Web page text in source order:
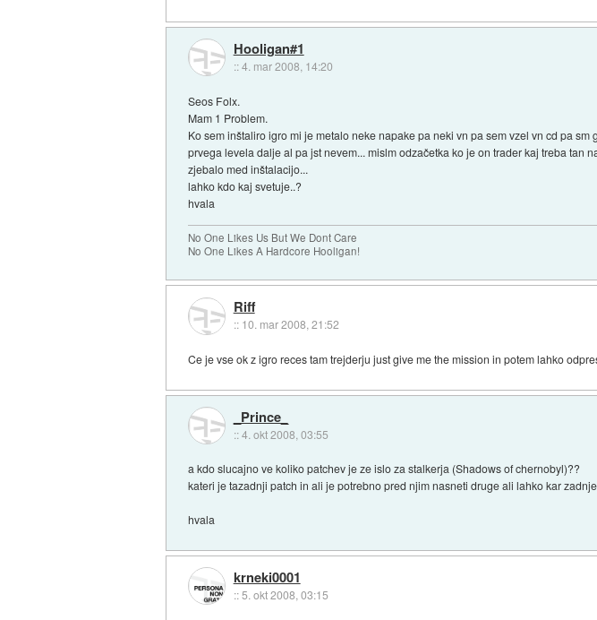
Hooligan#1
::4. mar 2008, 14:20
Seos Folx.
Mam 1 Problem.
Ko sem inštaliro igro mi je metalo neke napake pa neki vn pa sem vzel vn cd pa
prvega levela dalje al pa jst nevem... mislm odzačetka ko je on trader kaj treba tan
zjebalo med inštalacijo...
lahko kdo kaj svetuje..?
hvala
No One Likes Us But We Dont Care
No One Likes A Hardcore Hooligan!
Riff
:: 10. mar 2008, 21:52
Ce je vse ok z igro reces tam trejderju just give me the mission in potem lahko
_Prince_
::4. okt 2008, 03:55
a kdo slucajno ve koliko patchev je ze islo za stalkerja (Shadows of chernobyl)??
kateri je tazadnji patch in ali je potrebno pred njim nasneti druge ali lahko kar
hvala
krneki0001
::5. okt 2008, 03:15